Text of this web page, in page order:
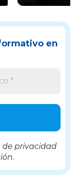
en
de privacidad